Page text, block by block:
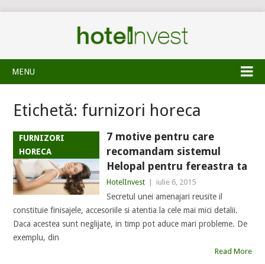
MENU
Etichetă: furnizori horeca
FURNIZORI
HORECA
7 motive pentru care
recomandam sistemul
Helopal pentru fereastra ta
HotelInvest iulie 6, 2015
Secretul unei amenajari reusite il
constituie finisajele, accesoriile si atentia la cele mai mici detalii.
Daca acestea sunt neglijate, in timp pot aduce mari probleme. De
exemplu, din
Read More